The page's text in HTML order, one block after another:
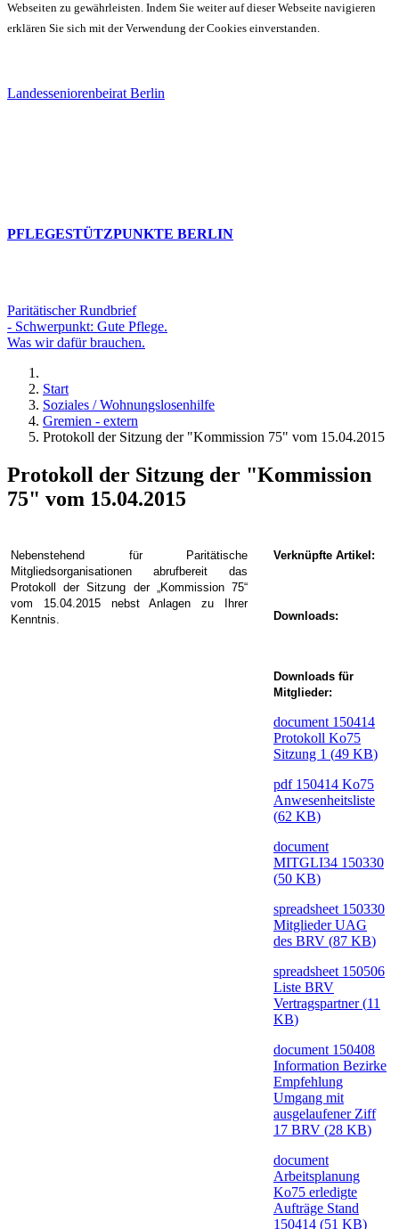
Webseiten zu gewährleisten. Indem Sie weiter auf dieser Webseite navigieren
erklären Sie sich mit der Verwendung der Cookies einverstanden.
Landesseniorenbeirat Berlin
PFLEGESTÜTZPUNKTE BERLIN
Paritätischer Rundbrief
- Schwerpunkt: Gute Pflege.
Was wir dafür brauchen.
Start
Soziales / Wohnungslosenhilfe
Gremien - extern
Protokoll der Sitzung der "Kommission 75" vom 15.04.2015
Protokoll der Sitzung der "Kommission
75" vom 15.04.2015
Nebenstehend für Paritätische
Mitgliedsorganisationen abrufbereit das
Protokoll der Sitzung der „Kommission 75“
vom 15.04.2015 nebst Anlagen zu Ihrer
Kenntnis.
Verknüpfte Artikel:
Downloads:
Downloads für
Mitglieder:
document 150414
Protokoll Ko75
Sitzung 1 (49 KB)
pdf150414 Ko75
Anwesenheitsliste
(62 KB)
document
MITGLI34 150330
(50 KB)
spreadsheet 150330
Mitglieder UAG
des BRV (87 KB)
spreadsheet 150506
Liste BRV
Vertragspartner(11
KB)
document 150408
Information Bezirke
Empfehlung
Umgang mit
ausgelaufener Ziff
17 BRV (28 KB)
document
Arbeitsplanung
Ko75 erledigte
Aufträge Stand
150414 (51 KB)